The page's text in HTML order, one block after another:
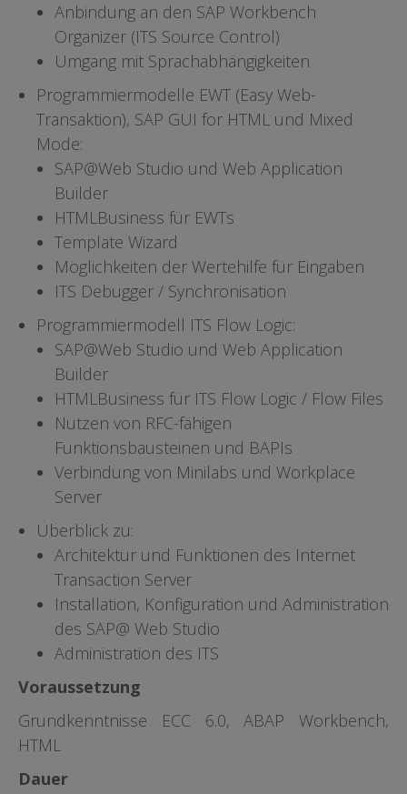
Anbindung an den SAP Workbench
Organizer (ITS Source Control)
Umgang mit Sprachabhängigkeiten
Programmiermodelle EWT (Easy Web-
Transaktion), SAP GUI for HTML und Mixed
Mode:
SAP@Web Studio und Web Application
Builder
HTMLBusiness für EWTs
Template Wizard
Möglichkeiten der Wertehilfe für Eingaben
ITS Debugger / Synchronisation
Programmiermodell ITS Flow Logic:
SAP@Web Studio und Web Application
Builder
HTMLBusiness für ITS Flow Logic / Flow Files
Nutzen von RFC-fähigen
Funktionsbausteinen und BAPIs
Verbindung von Minilabs und Workplace
Server
Überblick zu:
Architektur und Funktionen des Internet
Transaction Server
Installation, Konfiguration und Administration
des SAP@ Web Studio
Administration des ITS
Voraussetzung
Grundkenntnisse ECC 6.0, ABAP Workbench,
HTML
Dauer